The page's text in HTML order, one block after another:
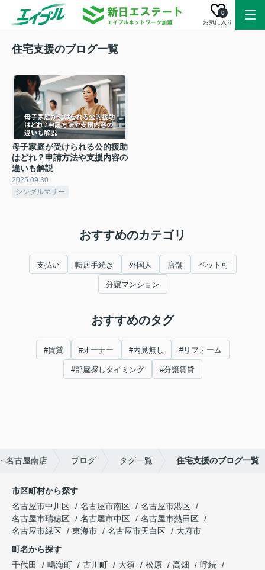
お気に入り
0
住宅支援のブログ一覧
母子家庭が受けられる公的援助
はどれ？申請方法や支援内容の
違いも解説
2025.09.30
シングルマザー
おすすめのカテゴリ
支払い 転居手続き 外国人 店舗 ペット可
分譲マンション
おすすめのタグ
#賃貸 #オーナー #内見無し #リフォーム
#部屋探しタイミング #分譲賃貸
名古屋南店 ブログ タグ一覧 住宅支援のブログ一覧
市区町村から探す
名古屋市中川区
名古屋市南区
名古屋市港区
名古屋市瑞穂区
名古屋市中区
名古屋市熱田区
名古屋市緑区
東海市 名古屋市天白区
大府市
町名から探す
千代田
鳴海町 古川町 大須 松原 高畑
呼続